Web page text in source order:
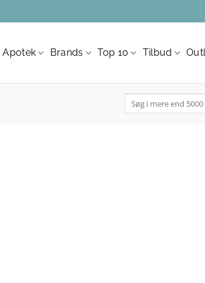
Apotek Brands Top 10 Tilbud
efter: